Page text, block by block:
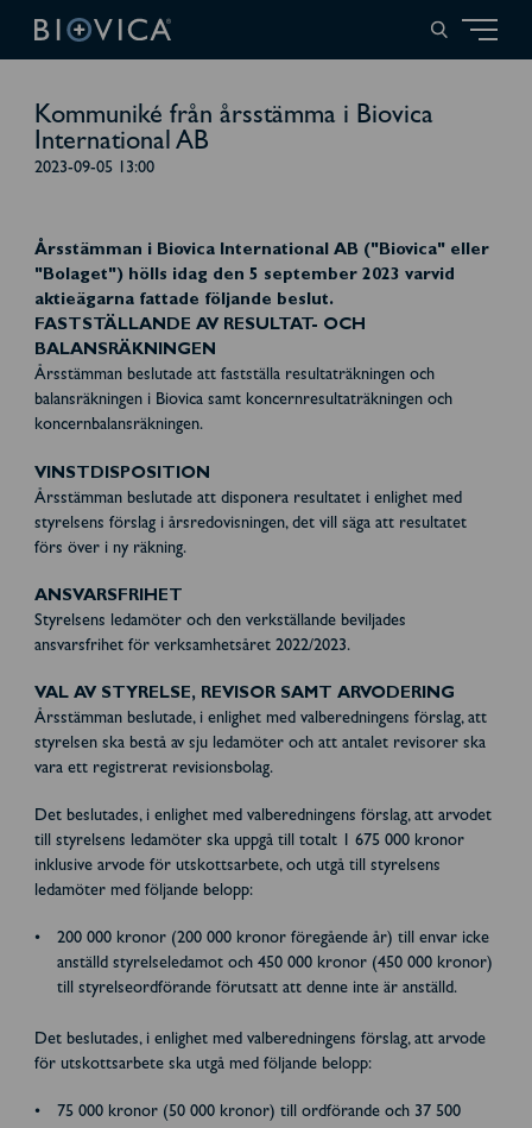
Kommuniké från årsstämma i Biovica
International AB
2023-09-05 13:00
Årsstämman i Biovica International AB ("Biovica" eller
"Bolaget") hölls idag den 5 september 2023 varvid
aktieägarna fattade följande beslut.
FASTSTÄLLANDE AV RESULTAT- OCH
BALANSRÄKNINGEN
Årsstämman beslutade att fastställa resultaträkningen och
balansräkningen i Biovica samt koncernresultaträkningen och
koncernbalansräkningen.
VINSTDISPOSITION
Årsstämman beslutade att disponera resultatet i enlighet med
styrelsens förslag i årsredovisningen, det vill säga att resultatet
förs över i ny räkning.
ANSVARSFRIHET
Styrelsens ledamöter och den verkställande beviljades
ansvarsfrihet för verksamhetsåret 2022/2023.
VAL AV STYRELSE, REVISOR SAMT ARVODERING
Årsstämman beslutade, i enlighet med valberedningens förslag, att
styrelsen ska bestå av sju ledamöter och att antalet revisorer ska
vara ett registrerat revisionsbolag.
Det beslutades, i enlighet med valberedningens förslag, att arvodet
till styrelsens ledamöter ska uppgå till totalt 1 675 000 kronor
inklusive arvode för utskottsarbete, och utgå till styrelsens
ledamöter med följande belopp:
200 000 kronor (200 000 kronor föregående år) till envar icke
anställd styrelseledamot och 450 000 kronor (450 000 kronor)
till styrelseordförande förutsatt att denne inte är anställd.
Det beslutades, i enlighet med valberedningens förslag, att arvode
för utskottsarbete ska utgå med följande belopp:
75 000 kronor (50 000 kronor) till ordförande och 37 500